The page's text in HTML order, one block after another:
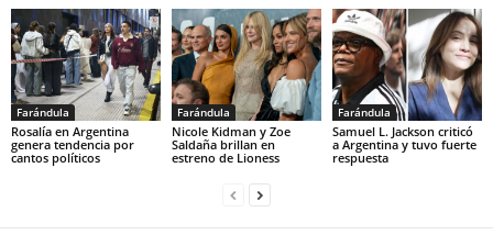
Farándula
Rosalía en Argentina
genera tendencia por
cantos políticos
Farándula
Nicole Kidman y Zoe
Saldaña brillan en
estreno de Lioness
Farándula
Samuel L. Jackson criticó
a Argentina y tuvo fuerte
respuesta